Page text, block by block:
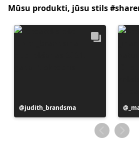
Mūsu produkti, jūsu stils
Ierakstu
publicējis
judith_brandsma